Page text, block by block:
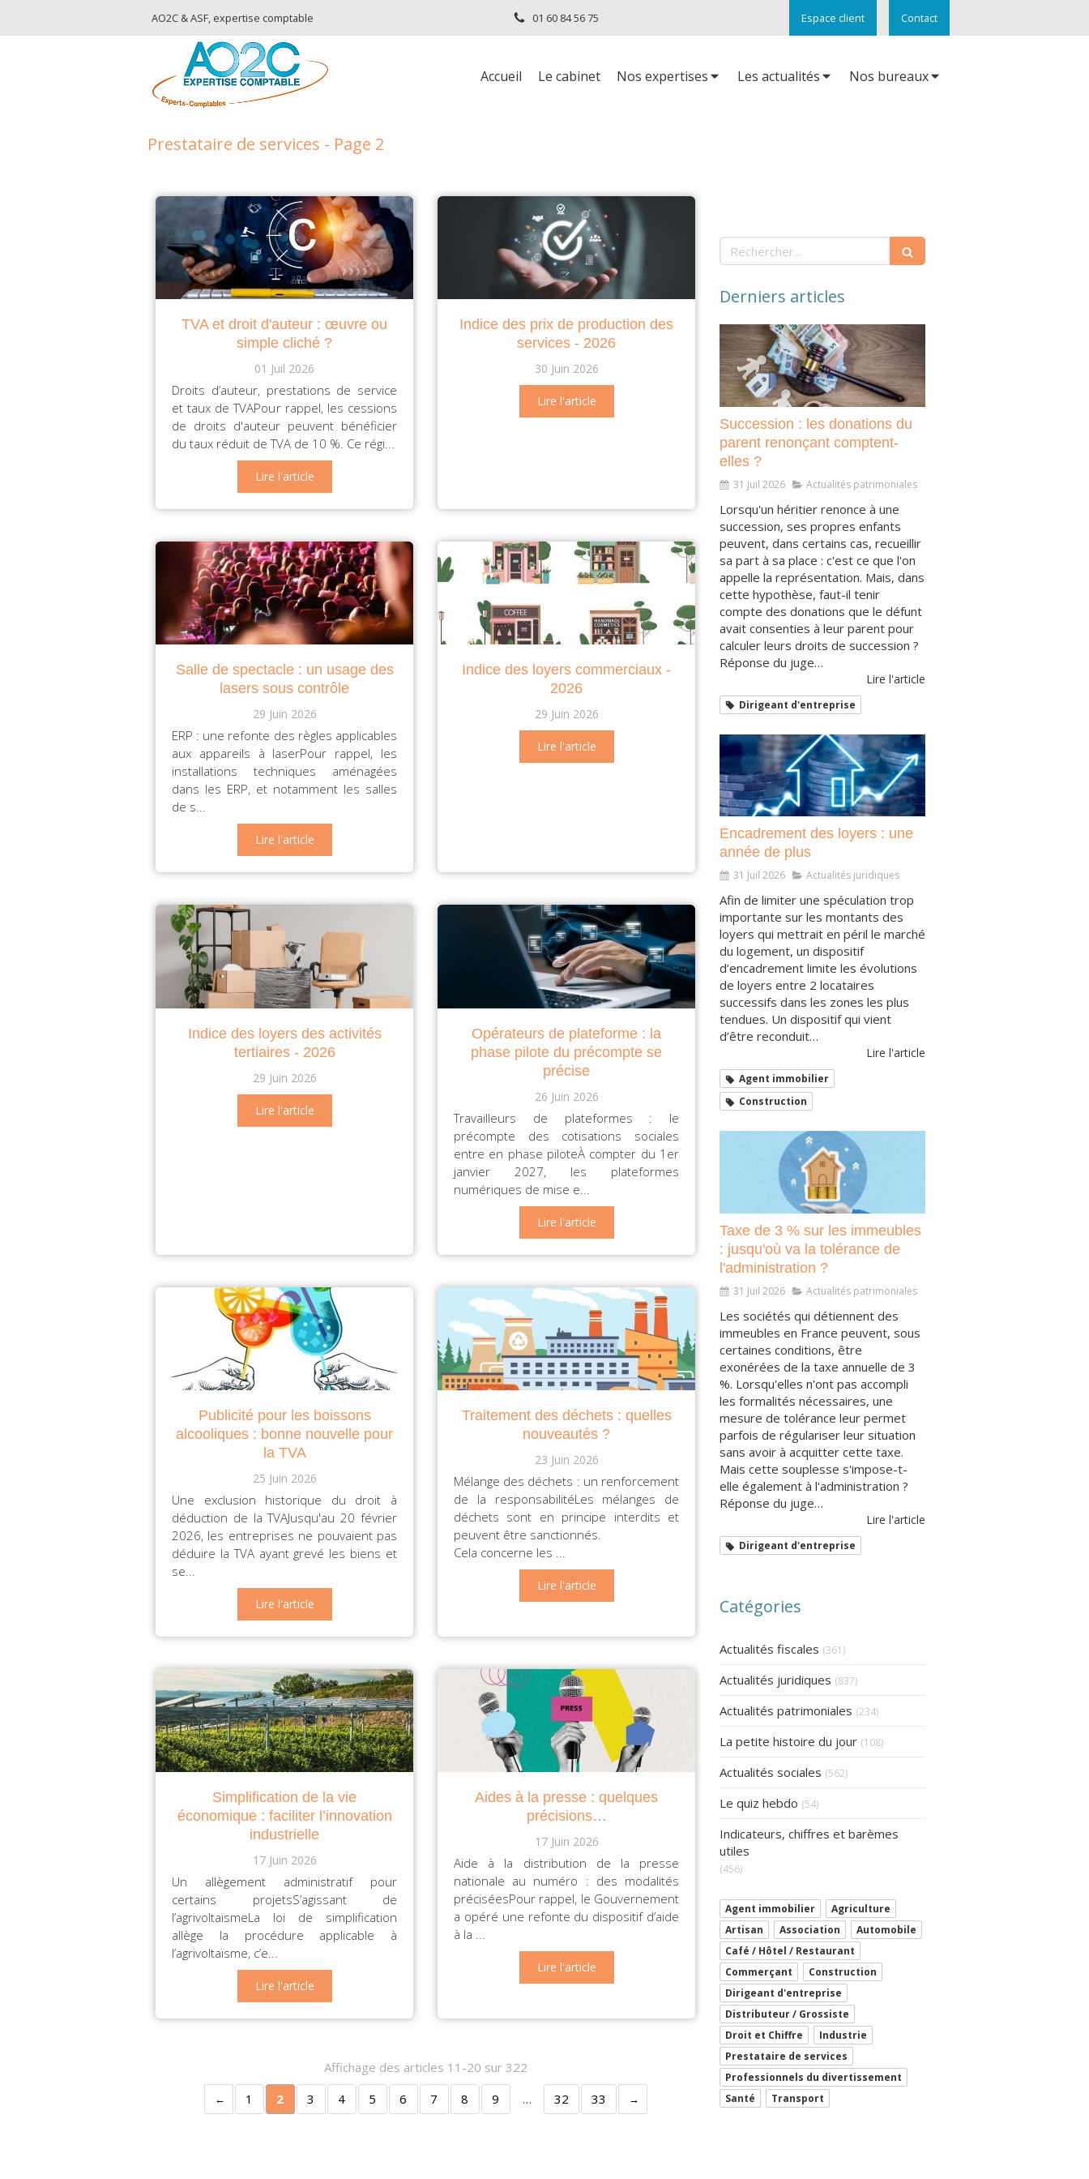
AO2C & ASF, expertise comptable 01 60 84 56 75 Contact
Espace client
Accueil Le cabinet Nos expertises Les actualités Nos bureaux
Prestataire de services - Page 2
TVA et droit d'auteur : œuvre ou
simple cliché ?
01 Juil 2026
Droits d’auteur, prestations de service
et taux de TVAPour rappel, les cessions
de droits d'auteur peuvent bénéficier
du taux réduit de TVA de 10 %. Ce régi...
Lire l'article
Indice des prix de production des
services - 2026
30 Juin 2026
Lire l'article
Salle de spectacle : un usage des
lasers sous contrôle
29 Juin 2026
ERP : une refonte des règles applicables
aux appareils à laserPour rappel, les
installations techniques aménagées
dans les ERP, et notamment les salles
de s...
Lire l'article
Indice des loyers commerciaux -
2026
29 Juin 2026
Lire l'article
Indice des loyers des activités
tertiaires - 2026
29 Juin 2026
Lire l'article
Opérateurs de plateforme : la
phase pilote du précompte se
précise
26 Juin 2026
Travailleurs de plateformes : le
précompte des cotisations sociales
entre en phase piloteÀ compter du 1er
janvier 2027, les plateformes
numériques de mise e...
Lire l'article
Publicité pour les boissons
alcooliques : bonne nouvelle pour
la TVA
25 Juin 2026
Une exclusion historique du droit à
déduction de la TVAJusqu'au 20 février
2026, les entreprises ne pouvaient pas
déduire la TVA ayant grevé les biens et
se...
Lire l'article
Traitement des déchets : quelles
nouveautés ?
23 Juin 2026
Mélange des déchets : un renforcement
de la responsabilitéLes mélanges de
déchets sont en principe interdits et
peuvent être sanctionnés.
Cela concerne les ...
Lire l'article
Simplification de la vie
économique : faciliter l’innovation
industrielle
17 Juin 2026
Un allègement administratif pour
certains projetsS’agissant de
l’agrivoltaïsmeLa loi de simplification
allège la procédure applicable à
l’agrivoltaïsme, c’e...
Lire l'article
Aides à la presse : quelques
précisions…
17 Juin 2026
Aide à la distribution de la presse
nationale au numéro : des modalités
préciséesPour rappel, le Gouvernement
a opéré une refonte du dispositif d’aide
à la ...
Lire l'article
Affichage des articles 11-20 sur 322
1
2 3 4 5 6 7 8 9 … 32 33
Rechercher
Derniers articles
Succession : les donations du
parent renonçant comptent-
elles ?
31 Juil 2026 Actualités patrimoniales
Lorsqu'un héritier renonce à une
succession, ses propres enfants
peuvent, dans certains cas, recueillir
sa part à sa place : c'est ce que l'on
appelle la représentation. Mais, dans
cette hypothèse, faut-il tenir
compte des donations que le défunt
avait consenties à leur parent pour
calculer leurs droits de succession ?
Réponse du juge…
Lire l'article
Dirigeant d'entreprise
Encadrement des loyers : une
année de plus
31 Juil 2026 Actualités juridiques
Afin de limiter une spéculation trop
importante sur les montants des
loyers qui mettrait en péril le marché
du logement, un dispositif
d’encadrement limite les évolutions
de loyers entre 2 locataires
successifs dans les zones les plus
tendues. Un dispositif qui vient
d’être reconduit…
Lire l'article
Agent immobilier
Construction
Taxe de 3 % sur les immeubles
: jusqu'où va la tolérance de
l'administration ?
31 Juil 2026 Actualités patrimoniales
Les sociétés qui détiennent des
immeubles en France peuvent, sous
certaines conditions, être
exonérées de la taxe annuelle de 3
%. Lorsqu'elles n'ont pas accompli
les formalités nécessaires, une
mesure de tolérance leur permet
parfois de régulariser leur situation
sans avoir à acquitter cette taxe.
Mais cette souplesse s'impose-t-
elle également à l'administration ?
Réponse du juge…
Lire l'article
Dirigeant d'entreprise
Catégories
Actualités fiscales (361)
Actualités juridiques (837)
Actualités patrimoniales (234)
La petite histoire du jour (108)
Actualités sociales (562)
Le quiz hebdo (54)
Indicateurs, chiffres et barèmes
utiles
(456)
Agent immobilier
Agriculture
Artisan
Association
Automobile
Café / Hôtel / Restaurant
Commerçant
Construction
Dirigeant d'entreprise
Distributeur / Grossiste
Droit et Chiffre
Industrie
Prestataire de services
Professionnels du divertissement
Santé
Transport